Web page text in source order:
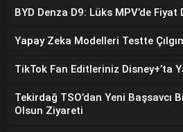
BYD Denza D9: Lüks MPV’de Fiyat
Yapay Zeka Modelleri Testte
TikTok Fan Editleriniz Disney+’ta
Tekirdağ TSO’dan Yeni Başsavcı
Olsun Ziyareti